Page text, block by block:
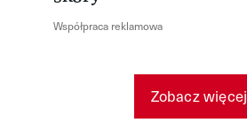
Współpraca reklamowa
Zobacz więcej